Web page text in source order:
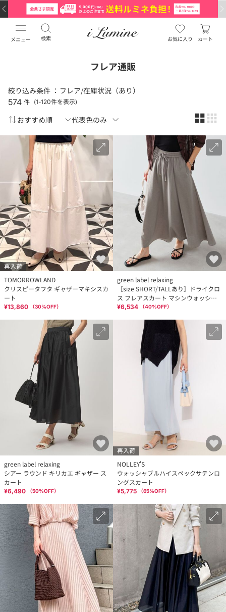
メニュー 検索 お気に入り カート
フレア通販
絞り込み条件 ： フレア/在庫状況（あり）
574 件 (1-120件を表示)
再入荷
TOMORROWLAND
クリスピータフタ ギャザーマキシスカ
ート
¥13,860 （30%OFF）
green label relaxing
［size SHORT/TALLあり］ドライクロ
ス フレアスカート マシンウォッシャ
ブル 通気性
¥6,534 （40%OFF）
green label relaxing
シアー ラウンド キリカエ ギャザー ス
カート
¥6,490 （50%OFF）
再入荷
NOLLEY'S
ウォッシャブルハイスペックサテンロ
ングスカート
¥5,775 （65%OFF）